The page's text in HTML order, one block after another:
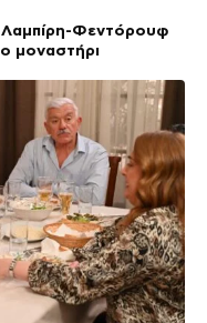
Φεντόρουφ
μοναστήρι